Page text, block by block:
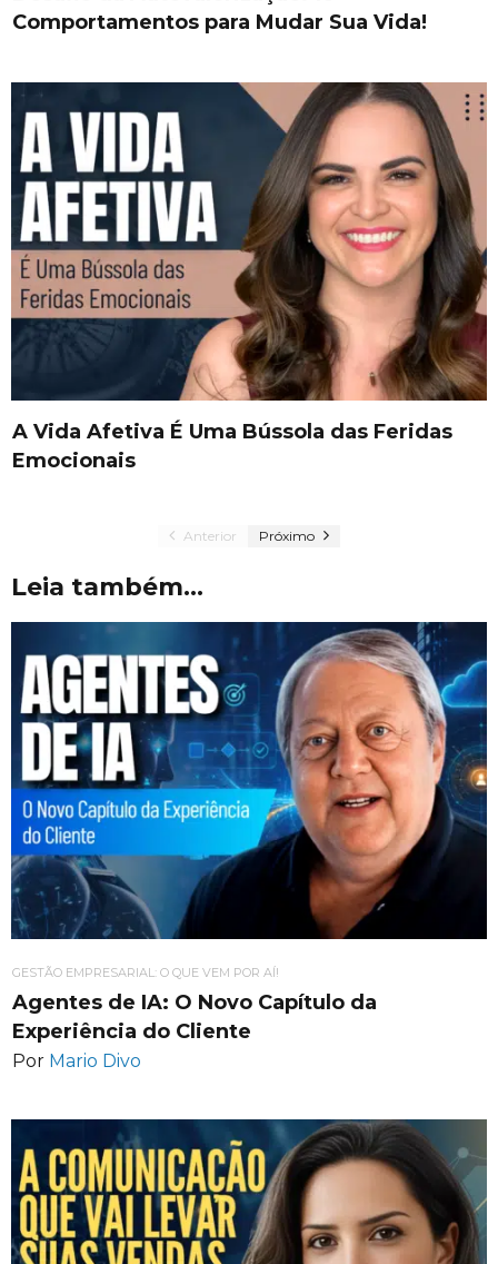
Comportamentos para Mudar Sua Vida!
A Vida Afetiva É Uma Bússola das Feridas
Emocionais
Anterior Próximo
Leia também...
GESTÃO EMPRESARIAL: O QUE VEM POR AÍ!
Agentes de IA: O Novo Capítulo da
Experiência do Cliente
Por Mario Divo